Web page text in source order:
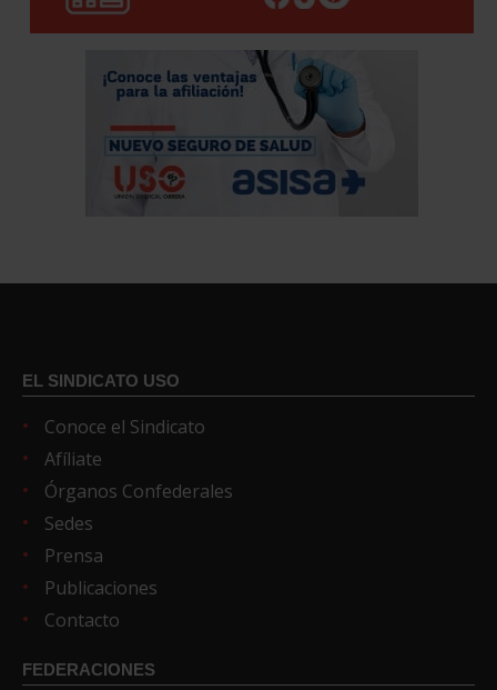
EL SINDICATO USO
Conoce el Sindicato
Afíliate
Órganos Confederales
Sedes
Prensa
Publicaciones
Contacto
FEDERACIONES